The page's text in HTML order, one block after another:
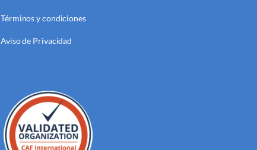
Términos y condiciones
Aviso de Privacidad